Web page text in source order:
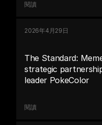
閱讀
2026年4月29日
The Standard:
strategic
leader PokeColor
閱讀